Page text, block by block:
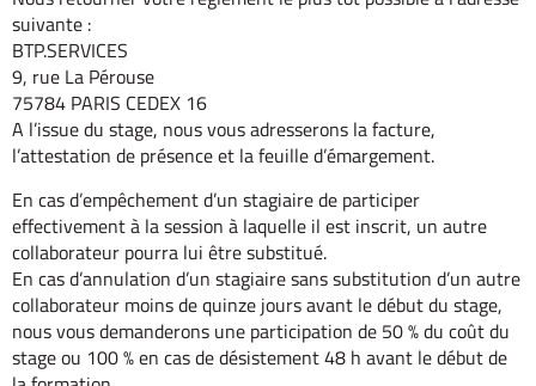
suivante :
BTP.SERVICES
9, rue La Pérouse
75784 PARIS CEDEX 16
A l’issue du stage, nous vous adresserons la facture,
l’attestation de présence et la feuille d’émargement.
En cas d’empêchement d’un stagiaire de participer
effectivement à la session à laquelle il est inscrit, un autre
collaborateur pourra lui être substitué.
En cas d’annulation d’un stagiaire sans substitution d’un autre
collaborateur moins de quinze jours avant le début du stage,
nous vous demanderons une participation de 50 % du coût du
stage ou 100 % en cas de désistement 48 h avant le début de